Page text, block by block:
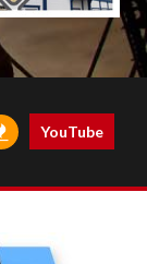
YouTube